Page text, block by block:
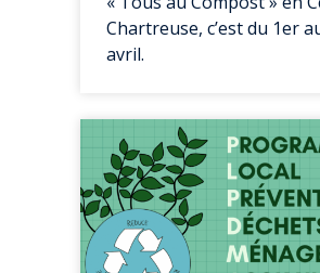
Chartreuse, c’est du 1er
avril.